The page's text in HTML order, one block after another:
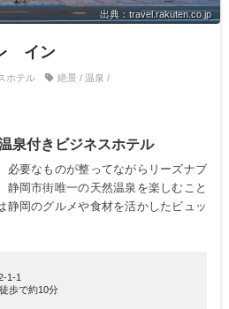
出典：travel.rakuten.co.jp
イン
ホテル 絶景 / 温泉 /
泉付きビジネスホテル
必要なものが整ってながらリーズナブ
静岡市街唯一の天然温泉を楽しむこと
静岡のグルメや食材を活かしたビュッ
1-1
歩で約10分